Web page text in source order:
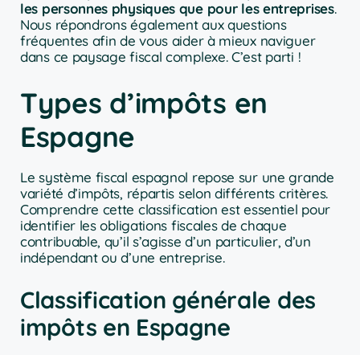
les personnes physiques que pour les entreprises.
Nous répondrons également aux questions
fréquentes afin de vous aider à mieux naviguer
dans ce paysage fiscal complexe. C’est parti !
Types d’impôts en
Espagne
Le système fiscal espagnol repose sur une grande
variété d’impôts, répartis selon différents critères.
Comprendre cette classification est essentiel pour
identifier les obligations fiscales de chaque
contribuable, qu’il s’agisse d’un particulier, d’un
indépendant ou d’une entreprise.
Classification générale des
impôts en Espagne